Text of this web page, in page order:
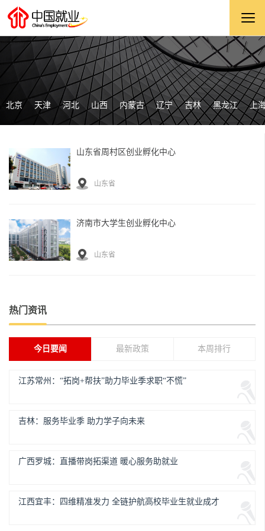
北京 天津 河北 山西 内蒙古 辽宁 吉林 黑龙江 上
山东省周村区创业孵化中心
山东省
济南市大学生创业孵化中心
山东省
热门资讯
今日要闻 最新政策 本周排行
江苏常州：“拓岗+帮扶”助力毕业季求职“不慌”
吉林：服务毕业季 助力学子向未来
广西罗城：直播带岗拓渠道 暖心服务助就业
江西宜丰：四维精准发力 全链护航高校毕业生就业成才